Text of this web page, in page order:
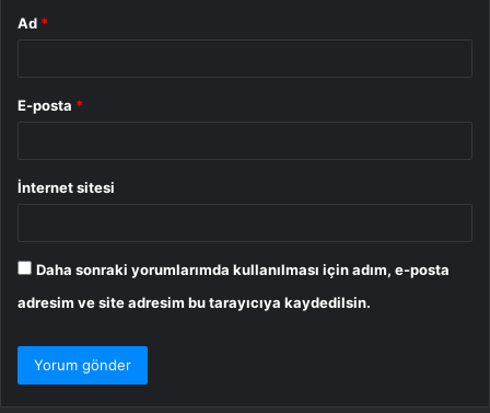
Ad *
E-posta *
İnternet sitesi
Daha sonraki yorumlarımda kullanılması için adım, e-posta
adresim ve site adresim bu tarayıcıya kaydedilsin.